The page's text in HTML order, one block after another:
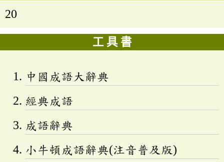
20
工 具 書
中國成語大辭典
經典成語
成語辭典
小牛頓成語辭典(注音普及版)